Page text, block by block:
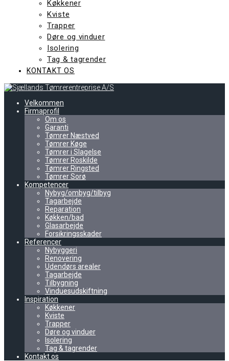
Køkkener
Kviste
Trapper
Døre og vinduer
Isolering
Tag & tagrender
KONTAKT OS
Velkommen
Firmaprofil
Om os
Garanti
Tømrer Næstved
Tømrer Køge
Tømrer i Slagelse
Tømrer Roskilde
Tømrer Ringsted
Tømrer Sorø
Kompetencer
Nybyg/ombyg/tilbyg
Tagarbejde
Reparation
Køkken/bad
Glasarbejde
Forsikringsskader
Referencer
Nybyggeri
Renovering
Udendørs arealer
Tagarbejde
Tilbygning
Vinduesudskiftning
Inspiration
Køkkener
Kviste
Trapper
Døre og vinduer
Isolering
Tag & tagrender
Kontakt os